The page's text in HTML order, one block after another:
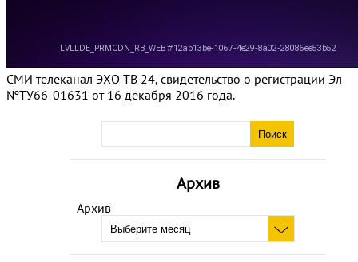
Архив
Архив
СМИ телеканал ЭХО-ТВ 24, свидетельство о регистрации Эл
№ТУ66-01631 от 16 декабря 2016 года.